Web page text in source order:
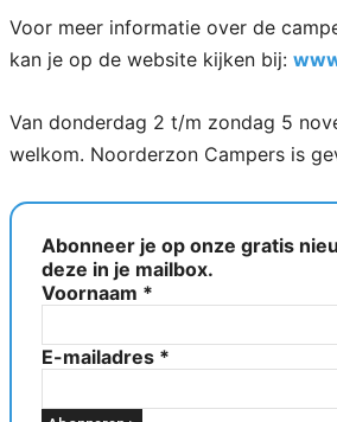
Voor meer informatie over de
kan je op de website kijken bij:
Van donderdag 2 t/m zondag 5
welkom. Noorderzon Campers is
Abonneer je op onze gratis
deze in je mailbox.
Voornaam *
E-mailadres *